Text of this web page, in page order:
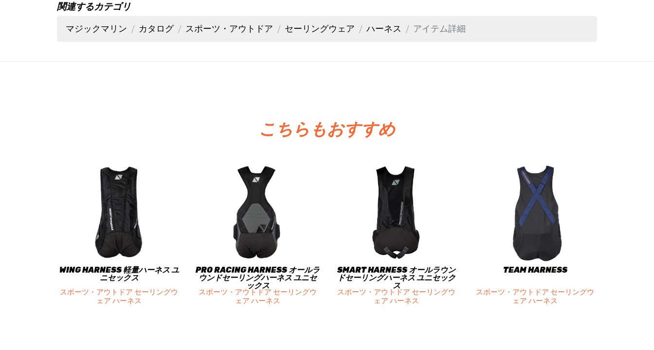
関連するカテゴリ
マジックマリン
カタログ スポーツ・アウトドア セーリングウェア ハーネス アイテム詳細
こちらもおすすめ
WING HARNESS 軽量ハーネス ユ
ニセックス
スポーツ・アウトドア セーリングウ
ェア ハーネス
PRO RACING HARNESS オールラ
ウンドセーリングハーネス ユニセ
ックス
スポーツ・アウトドア セーリングウ
ェア ハーネス
SMART HARNESS オールラウン
ドセーリングハーネス ユニセック
ス
スポーツ・アウトドア セーリングウ
ェア ハーネス
TEAM HARNESS
スポーツ・アウトドア セーリングウ
ェア ハーネス